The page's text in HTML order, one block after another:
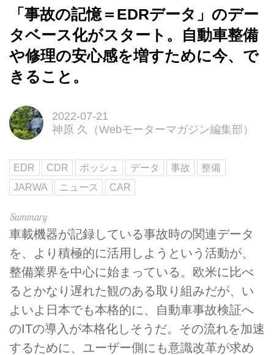
「事故の記憶＝EDRデータ」のデー
タベース化がスタート。自動車整備
や修理の安心感を増すために今、で
きること。
2022-07-21
神原 久（Webモーターマガジン編集部）
EDR CDR ボッシュ データ 事故
整備
JARWA
ニュース CAR
車載機器が記録している事故時の関連データ
を、より積極的に活用しようという活動が、
整備業界を中心に始まっている。欧米に比べ
るとかなり遅れた観のある取り組みだが、い
よいよ日本でも本格的に、自動車事故検証へ
のITの導入が本格化しそうだ。その流れを加速
するために、ユーザー側にも意識改革が求め